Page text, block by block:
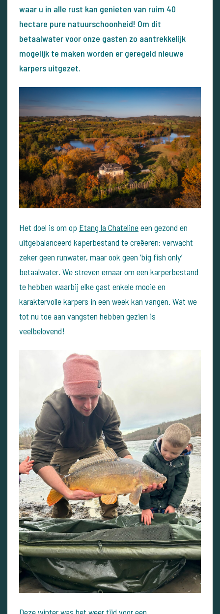
waar u in alle rust kan genieten van ruim 40
hectare pure natuurschoonheid! Om dit
betaalwater voor onze gasten zo aantrekkelijk
mogelijk te maken worden er geregeld nieuwe
karpers uitgezet.
Het doel is om op Etang la Chatelineeen gezond en
uitgebalanceerd kaperbestand te creëeren: verwacht
zeker geen runwater, maar ook geen ‘big fish only’
betaalwater. We streven ernaar om een karperbestand
te hebben waarbij elke gast enkele mooie en
karaktervolle karpers in een week kan vangen. Wat we
tot nu toe aan vangsten hebben gezien is
veelbelovend!